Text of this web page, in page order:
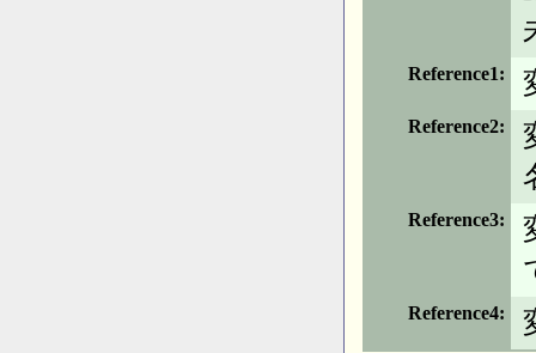
Reference1
Reference2
Reference3
Reference4